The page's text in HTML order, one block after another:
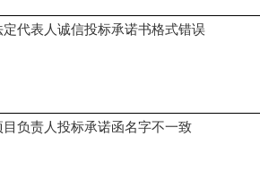
定代表人诚信投标承诺书格式错误
目负责人投标承诺函名字不一致